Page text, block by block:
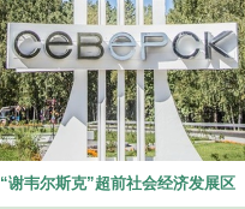
“谢韦尔斯克”超前社会经济发展区